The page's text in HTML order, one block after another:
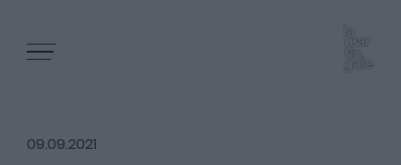
09.09.2021